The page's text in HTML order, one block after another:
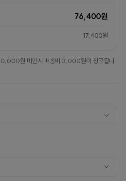
76,400원
17,400원
원 미만시 배송비 3,000원이 청구됩니